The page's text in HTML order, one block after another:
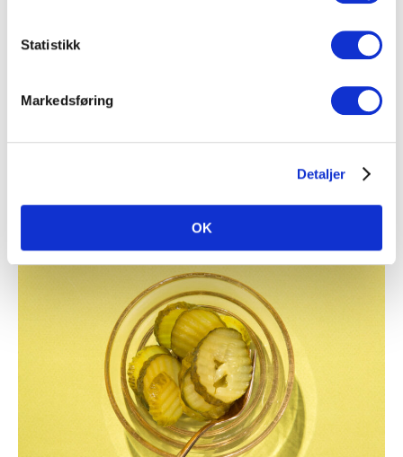
Statistikk
Markedsføring
Detaljer
OK
tomatpuré, pesto og andre kryddersauser, som alle har